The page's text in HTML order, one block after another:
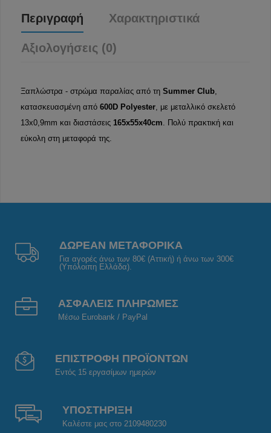
Περιγραφή Χαρακτηριστικά
Αξιολογήσεις (0)
Ξαπλώστρα - στρώμα παραλίας από τη Summer Club,
κατασκευασμένη από 600D Polyester, με μεταλλικό σκελετό
13x0,9mm και διαστάσεις 165x55x40cm. Πολύ πρακτική και
εύκολη στη μεταφορά της.
ΔΩΡΕΑΝ ΜΕΤΑΦΟΡΙΚΑ
Για αγορές άνω των 80€ (Αττική) ή άνω των 300€
(Υπόλοιπη Ελλάδα).
ΑΣΦΑΛΕΙΣ ΠΛΗΡΩΜΕΣ
Μέσω Eurobank / PayPal
ΕΠΙΣΤΡΟΦΗ ΠΡΟΪΟΝΤΩΝ
Εντός 15 εργασίμων ημερών
ΥΠΟΣΤΗΡΙΞΗ
Καλέστε μας στο 2109480230